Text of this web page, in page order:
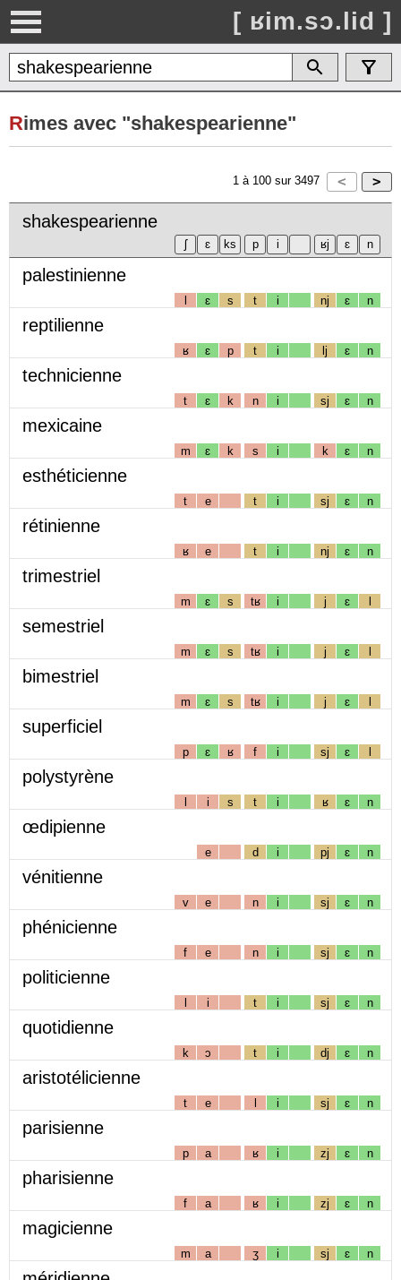
[ ʁim.sɔ.lid ]
Rimes avec "shakespearienne"
1 à 100 sur 3497
shakespearienne
palestinienne
l ɛ s t i nj ɛ n
reptilienne
ʁ ɛ p t i lj ɛ n
technicienne
t ɛ k n i sj ɛ n
mexicaine
m ɛ k s i k ɛ n
esthéticienne
t e t i sj ɛ n
rétinienne
ʁ e t i nj ɛ n
trimestriel
m ɛ s tʁ i j ɛ l
semestriel
m ɛ s tʁ i j ɛ l
bimestriel
m ɛ s tʁ i j ɛ l
superficiel
p ɛ ʁ f i sj ɛ l
polystyrène
l i s t i ʁ ɛ n
œdipienne
e d i pj ɛ n
vénitienne
v e n i sj ɛ n
phénicienne
f e n i sj ɛ n
politicienne
l i t i sj ɛ n
quotidienne
k ɔ t i dj ɛ n
aristotélicienne
t e l i sj ɛ n
parisienne
p a ʁ i zj ɛ n
pharisienne
f a ʁ i zj ɛ n
magicienne
m a ʒ i sj ɛ n